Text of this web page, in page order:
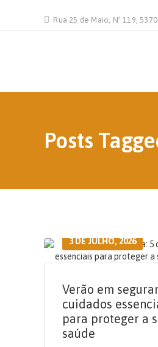
Rua 25 de Maio, Nº 119,
Posts
3 DE JULHO, 2026
Verão em
cuidados
para proteger a
saúde